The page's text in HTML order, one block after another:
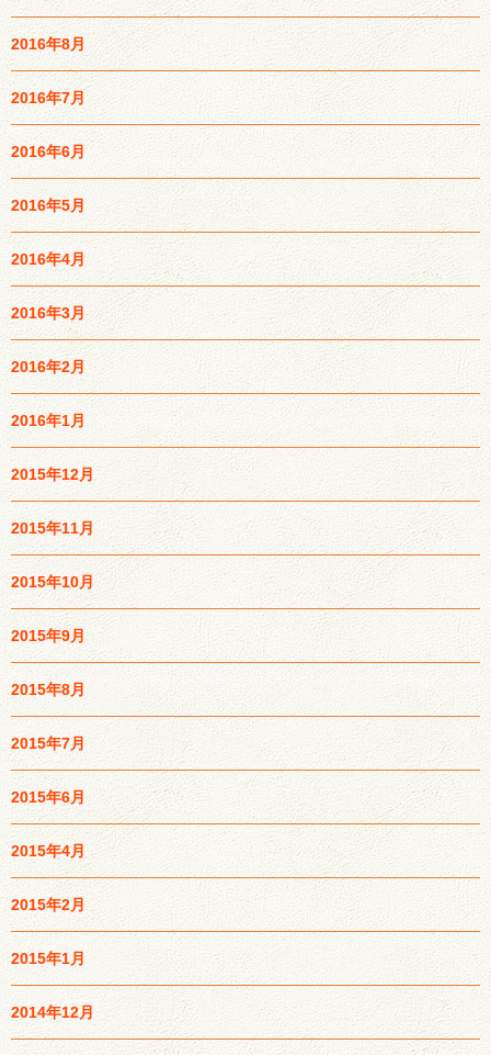
2016年8月
2016年7月
2016年6月
2016年5月
2016年4月
2016年3月
2016年2月
2016年1月
2015年12月
2015年11月
2015年10月
2015年9月
2015年8月
2015年7月
2015年6月
2015年4月
2015年2月
2015年1月
2014年12月